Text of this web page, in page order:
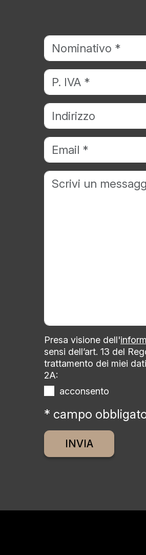
Presa visione dell'
sensi dell’art. 13 del
trattamento dei miei
2A:
acconsento
* campo